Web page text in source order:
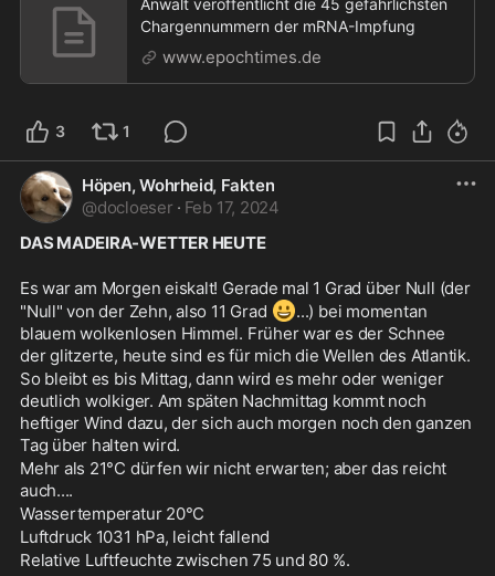
Anwalt veröffentlicht die 45 gefährlichsten
Chargennummern der mRNA-Impfung
www.epochtimes.de
3 1
Höpen, Wohrheid, Fakten
@docloeser · Feb 17, 2024
DAS MADEIRA-WETTER HEUTE
Es war am Morgen eiskalt! Gerade mal 1 Grad über Null (der
"Null" von der Zehn, also 11 Grad 😀...) bei momentan
blauem wolkenlosen Himmel. Früher war es der Schnee
der glitzerte, heute sind es für mich die Wellen des Atlantik.
So bleibt es bis Mittag, dann wird es mehr oder weniger
deutlich wolkiger. Am späten Nachmittag kommt noch
heftiger Wind dazu, der sich auch morgen noch den ganzen
Tag über halten wird.
Mehr als 21°C dürfen wir nicht erwarten; aber das reicht
auch....
Wassertemperatur 20°C
Luftdruck 1031 hPa, leicht fallend
Relative Luftfeuchte zwischen 75 und 80 %.